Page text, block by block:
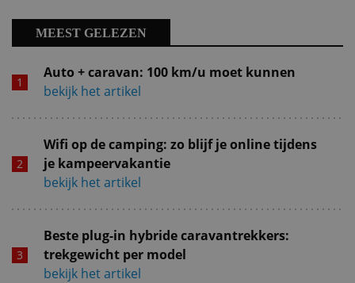
MEEST GELEZEN
Auto + caravan: 100 km/u moet kunnen
bekijk het artikel
Wifi op de camping: zo blijf je online tijdens
je kampeervakantie
bekijk het artikel
Beste plug-in hybride caravantrekkers:
trekgewicht per model
bekijk het artikel